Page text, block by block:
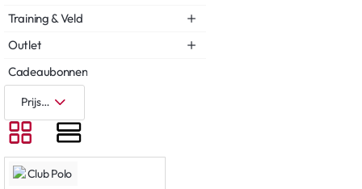
Training & Veld
Outlet
Cadeaubonnen